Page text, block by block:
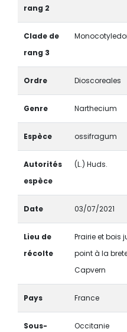
rang 2
Clade de
rang 3
Ordre Dioscoreales
Genre Narthecium
Espèce ossifragum
Autorités
espèce
(L.) Huds.
Date 03/07/2021
Lieu de
récolte
Prairie et bois
point à la
Capvern
Pays France
Sous-
Occitanie